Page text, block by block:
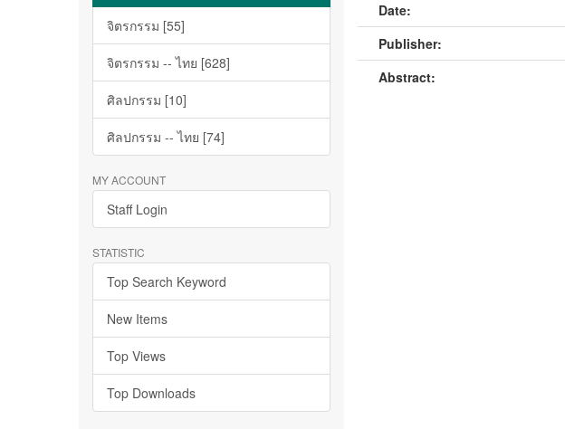
จิตรกรรม [55]
จิตรกรรม -- ไทย [628]
ศิลปกรรม [10]
ศิลปกรรม -- ไทย [74]
MY ACCOUNT
Staff Login
STATISTIC
Top Search Keyword
New Items
Top Views
Top Downloads
Date:
Publisher:
Abstract: